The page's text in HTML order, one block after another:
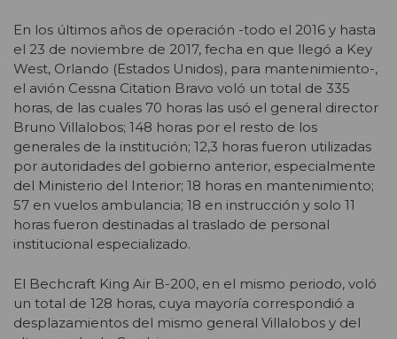
En los últimos años de operación -todo el 2016 y hasta
el 23 de noviembre de 2017, fecha en que llegó a Key
West, Orlando (Estados Unidos), para mantenimiento-,
el avión Cessna Citation Bravo voló un total de 335
horas, de las cuales 70 horas las usó el general director
Bruno Villalobos; 148 horas por el resto de los
generales de la institución; 12,3 horas fueron utilizadas
por autoridades del gobierno anterior, especialmente
del Ministerio del Interior; 18 horas en mantenimiento;
57 en vuelos ambulancia; 18 en instrucción y solo 11
horas fueron destinadas al traslado de personal
institucional especializado.
El Bechcraft King Air B-200, en el mismo periodo, voló
un total de 128 horas, cuya mayoría correspondió a
desplazamientos del mismo general Villalobos y del